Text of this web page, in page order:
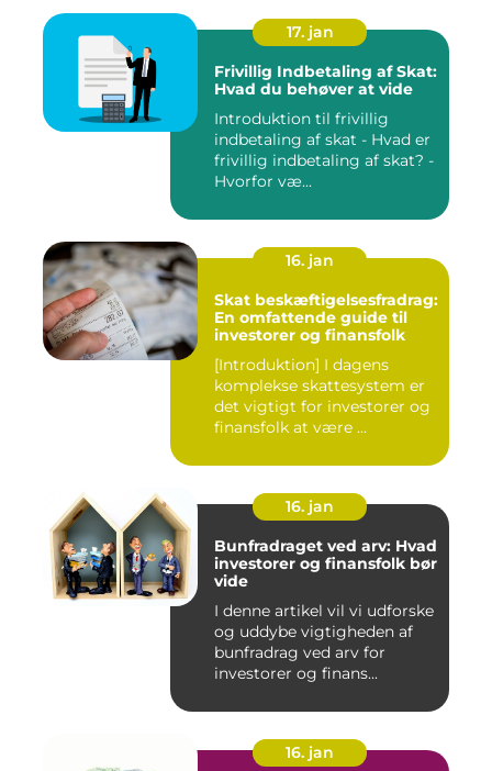
17. jan
Frivillig Indbetaling af Skat:
Hvad du behøver at vide
Introduktion til frivillig
indbetaling af skat - Hvad er
frivillig indbetaling af skat? -
Hvorfor væ...
16. jan
Skat beskæftigelsesfradrag:
En omfattende guide til
investorer og finansfolk
[Introduktion] I dagens
komplekse skattesystem er
det vigtigt for investorer og
finansfolk at være ...
16. jan
Bunfradraget ved arv: Hvad
investorer og finansfolk bør
vide
I denne artikel vil vi udforske
og uddybe vigtigheden af
bunfradrag ved arv for
investorer og finans...
16. jan